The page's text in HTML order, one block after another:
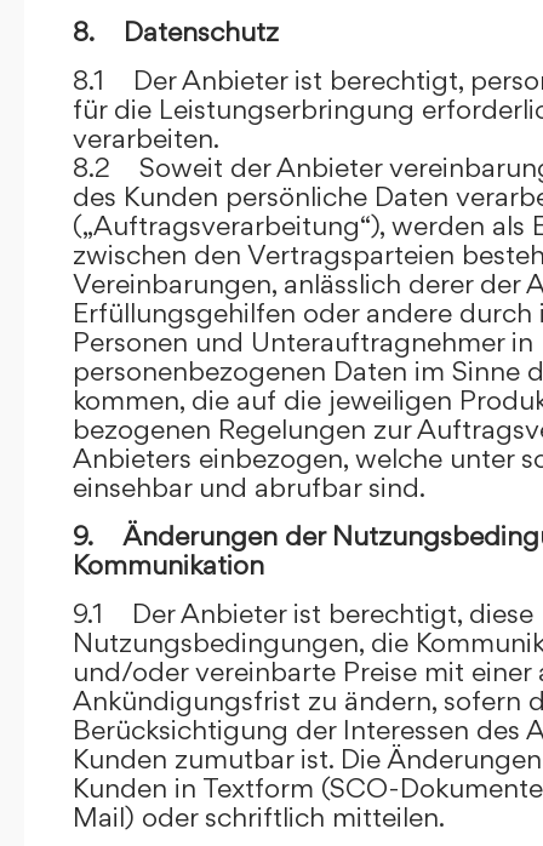
8. Datenschutz
8.1 Der Anbieter ist berechtigt,
für die Leistungserbringung
verarbeiten.
8.2 Soweit der Anbieter
des Kunden persönliche Daten
(„Auftragsverarbeitung“), werden als
zwischen den Vertragsparteien
Vereinbarungen, anlässlich derer der
Erfüllungsgehilfen oder andere
Personen und Unterauftragnehmer
personenbezogenen Daten im Sinne
kommen, die auf die jeweiligen
bezogenen Regelungen zur
Anbieters einbezogen, welche unter
einsehbar und abrufbar sind.
9. Änderungen der
Kommunikation
9.1 Der Anbieter ist berechtigt, diese
Nutzungsbedingungen, die
und/oder vereinbarte Preise mit einer
Ankündigungsfrist zu ändern, sofern
Berücksichtigung der Interessen des
Kunden zumutbar ist. Die
Kunden in Textform (SCO-
Mail) oder schriftlich mitteilen.